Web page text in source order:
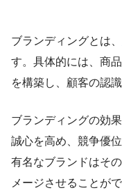
ブランディングとは、
す。具体的には、商
を構築し、顧客の認
ブランディングの効
誠心を高め、競争優
有名なブランドはそ
メージさせることが